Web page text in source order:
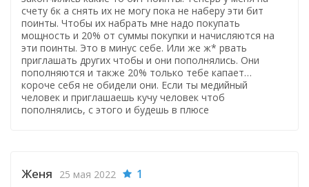
счету 6к а снять их не могу пока не наберу эти бит
поинты. Чтобы их набрать мне надо покупать
мощность и 20% от суммы покупки и начисляются на
эти поинты. Это в минус себе. Или же ж* рвать
приглашать других чтобы и они пополнялись. Они
пополняются и также 20% только тебе капает…
короче себя не обидели они. Если ты медийный
человек и приглашаешь кучу человек чтоб
пополнялись, с этого и будешь в плюсе
Женя 25 мая 2022 1